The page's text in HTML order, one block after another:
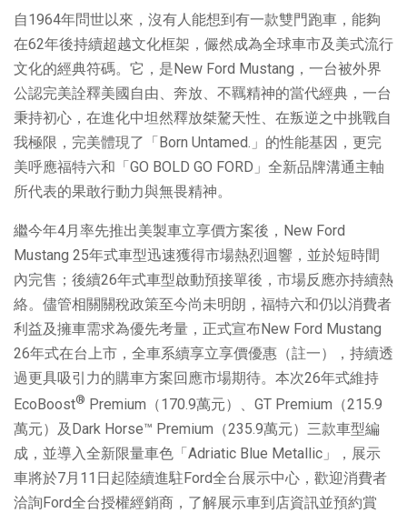
自1964年問世以來，沒有人能想到有一款雙門跑車，能夠
在62年後持續超越文化框架，儼然成為全球車市及美式流行
文化的經典符碼。它，是New Ford Mustang，一台被外界
公認完美詮釋美國自由、奔放、不羈精神的當代經典，一台
秉持初心，在進化中坦然釋放桀驁天性、在叛逆之中挑戰自
我極限，完美體現了「Born Untamed.」的性能基因，更完
美呼應福特六和「GO BOLD GO FORD」全新品牌溝通主軸
所代表的果敢行動力與無畏精神。
繼今年4月率先推出美製車立享價方案後，New Ford
Mustang 25年式車型迅速獲得市場熱烈迴響，並於短時間
內完售；後續26年式車型啟動預接單後，市場反應亦持續熱
絡。儘管相關關稅政策至今尚未明朗，福特六和仍以消費者
利益及擁車需求為優先考量，正式宣布New Ford Mustang
26年式在台上市，全車系續享立享價優惠（註一），持續透
過更具吸引力的購車方案回應市場期待。本次26年式維持
EcoBoost® Premium（170.9萬元）、GT Premium（215.9
萬元）及Dark Horse™ Premium（235.9萬元）三款車型編
成，並導入全新限量車色「Adriatic Blue Metallic」，展示
車將於7月11日起陸續進駐Ford全台展示中心，歡迎消費者
洽詢Ford全台授權經銷商，了解展示車到店資訊並預約賞